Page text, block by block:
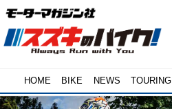
HOME BIKE NEWS TOURING